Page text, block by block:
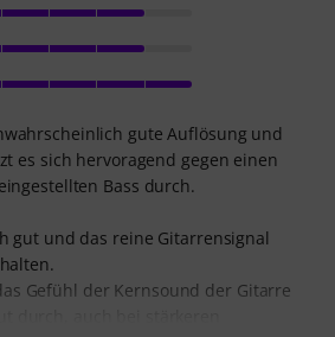
gute Auflösung und
es sich hervoragend gegen einen
Bass durch.
gut und das reine Gitarrensignal
Gefühl der Kernsound der Gitarre